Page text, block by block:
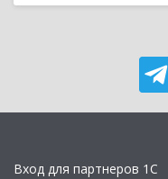
Вход для партнеров 1С